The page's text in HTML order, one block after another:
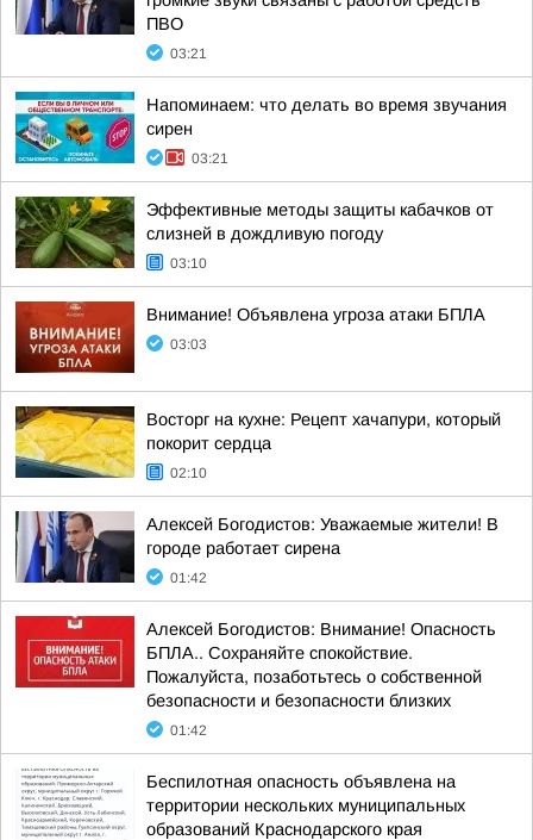
ПВО
03:21
Напоминаем: что делать во время звучания
сирен
03:21
Эффективные методы защиты кабачков от
слизней в дождливую погоду
03:10
Внимание! Объявлена угроза атаки БПЛА
03:03
Восторг на кухне: Рецепт хачапури, который
покорит сердца
02:10
Алексей Богодистов: Уважаемые жители! В
городе работает сирена
01:42
Алексей Богодистов: Внимание! Опасность
БПЛА.. Сохраняйте спокойствие.
Пожалуйста, позаботьтесь о собственной
безопасности и безопасности близких
01:42
Беспилотная опасность объявлена на
территории нескольких муниципальных
образований Краснодарского края